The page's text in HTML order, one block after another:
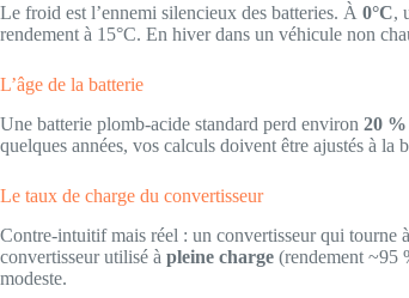
Le froid est l’ennemi silencieux des batteries. À 0°C,
rendement à 15°C. En hiver dans un véhicule non
L’âge de la batterie
Une batterie plomb-acide standard perd environ 20 %
quelques années, vos calculs doivent être ajustés à la
Le taux de charge du convertisseur
Contre-intuitif mais réel : un convertisseur qui tourne à
convertisseur utilisé à pleine charge (rendement ~95
modeste.